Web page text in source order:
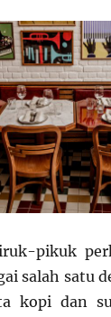
pikuk
salah satu
kopi dan